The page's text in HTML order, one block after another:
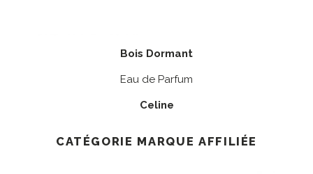
Bois Dormant
Eau de Parfum
Celine
CATÉGORIE MARQUE AFFILIÉE